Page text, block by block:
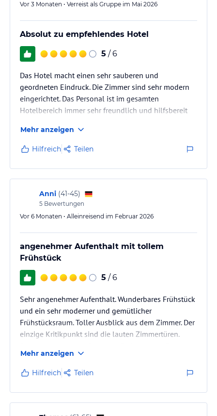
Vor 3 Monaten • Verreist als Gruppe im Mai 2026
Absolut zu empfehlendes Hotel
5 / 6
Das Hotel macht einen sehr sauberen und
geordneten Eindruck. Die Zimmer sind sehr modern
eingerichtet. Das Personal ist im gesamten
Hotelbereich immer sehr freundlich und hilfsbereit
Zimmer hatte ich zur Straßenseite, durch die
Topverglasung der Fenster war hier absolut keine
störenden oder lauten Geräusche bemerkbar.
Mehr anzeigen
Hilfreich Teilen
Anni (41-45)
5 Bewertungen
Vor 6 Monaten • Alleinreisend im Februar 2026
angenehmer Aufenthalt mit tollem
Frühstück
5 / 6
Sehr angenehmer Aufenthalt. Wunderbares Frühstück
und ein sehr moderner und gemütlicher
Frühstücksraum. Toller Ausblick aus dem Zimmer. Der
einzige Kritikpunkt sind die lauten Zimmertüren.
dass man davon regelrecht jedesmal hochschreckt
wenn man am einschlafen ist
Mehr anzeigen
Hilfreich Teilen